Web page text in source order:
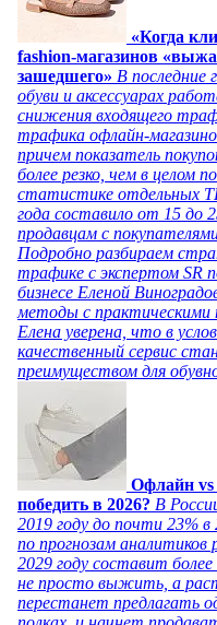
«Когда
fashion-магазинов
зашедшего» В последние
обуви и аксессуарах
снижения входящего
трафика офлайн-
причем показатель
более резко, чем в целом
статистике отдельных
года составило от 15 до
продавцам с
Подробно разбираем
трафике с экспертом SR
бизнесе Еленой
методы с практическими
Елена уверена, что в
качественный сервис
преимуществом для
Офлайн
победить в 2026? В
2019 году до почти 23%
по прогнозам аналитиков
2029 году составит
не просто выжить, а
перестанет предлагать